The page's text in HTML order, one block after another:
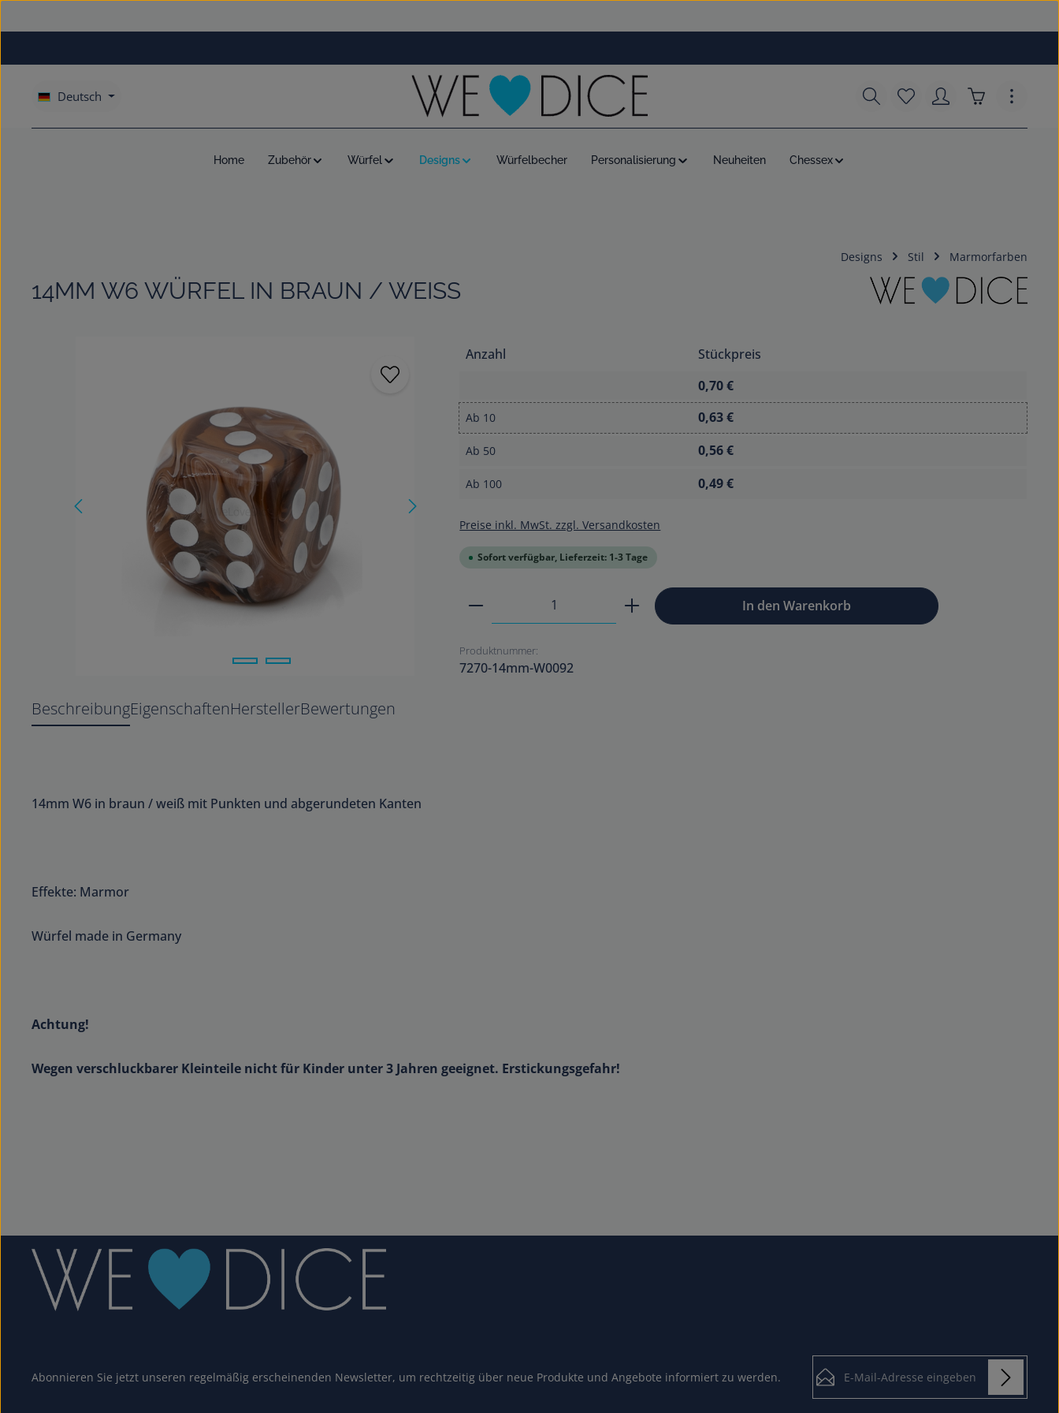
Deutsch Du hast 0 Produkte auf
Warenkorb
Home Zubehör Würfel Designs Würfelbecher Personalisierung Neuheiten Chessex
Designs Stil Marmorfarben
14MM W6 WÜRFEL IN BRAUN / WEISS
Anzahl
Stückpreis
0,70 €
Ab 10 0,63 €
Ab 50 0,56 €
Ab 100 0,49 €
Preise inkl. MwSt. zzgl. Versandkosten
Sofort verfügbar, Lieferzeit: 1-3 Tage
Produkt Anzahl: Gib den gewünschten Wert ein oder benutze
In den Warenkorb
Produktnummer:
7270-14mm-W0092
BeschreibungEigenschaftenHerstellerBewertungen
14mm W6 in braun / weiß mit Punkten und abgerundeten Kanten
Effekte: Marmor
Würfel made in Germany
Achtung!
Wegen verschluckbarer Kleinteile nicht für Kinder unter 3 Jahren geeignet. Erstickungsgefahr!
Abonnieren Sie jetzt unseren regelmäßig erscheinenden Newsletter, um rechtzeitig über neue Produkte und Angebote informiert zu werden.